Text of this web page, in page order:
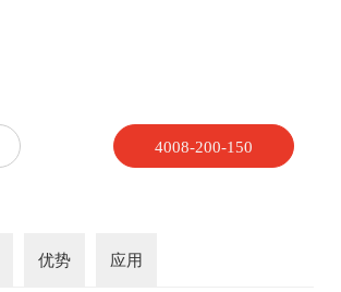
4008-200-150
优势 应用